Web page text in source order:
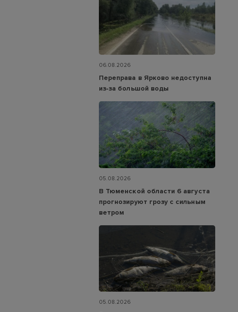
06.08.2026
Переправа в Ярково недоступна
из‑за большой воды
05.08.2026
В Тюменской области 6 августа
прогнозируют грозу с сильным
ветром
05.08.2026